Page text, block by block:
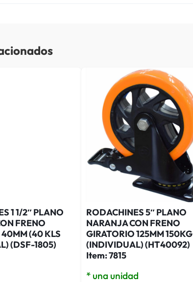
1 1/2″ PLANO
FRENO
(40 KLS
(DSF-1805)
RODACHINES 5″ PLANO
NARANJA CON FRENO
GIRATORIO 125MM 150KG
(INDIVIDUAL) (HT40092)
Item: 7815
* una unidad